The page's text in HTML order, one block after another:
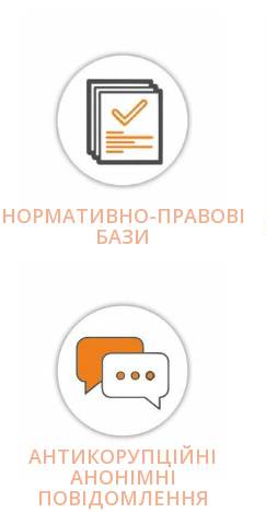
НОРМАТИВНО-ПРАВОВІ
БАЗИ
АНТИКОРУПЦІЙНІ
АНОНІМНІ
ПОВІДОМЛЕННЯ